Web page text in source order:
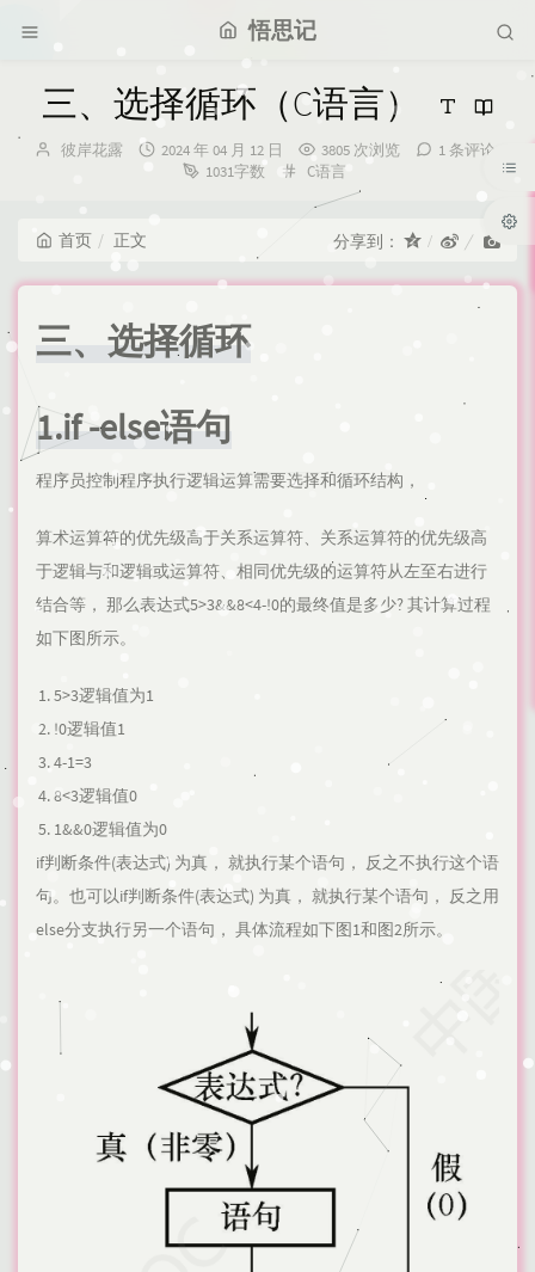
悟思记
三、选择循环（C语言）
博
彼岸花露
发
2024 年 04 月 12 日 3805 次浏览
1 条评论
1031字数
分
C语言
首页 正文 分享到：
三、选择循环
1.if -else语句
程序员控制程序执行逻辑运算需要选择和循环结构，
算术运算符的优先级高于关系运算符、关系运算符的优先级高
于逻辑与和逻辑或运算符、相同优先级的运算符从左至右进行
结合等， 那么表达式5>3&&8<4-!0的最终值是多少? 其计算过程
如下图所示。
5>3逻辑值为1
!0逻辑值1
4-1=3
8<3逻辑值0
1&&0逻辑值为0
if判断条件(表达式) 为真， 就执行某个语句， 反之不执行这个语
句。也可以if判断条件(表达式) 为真， 就执行某个语句， 反之用
else分支执行另一个语句， 具体流程如下图1和图2所示。